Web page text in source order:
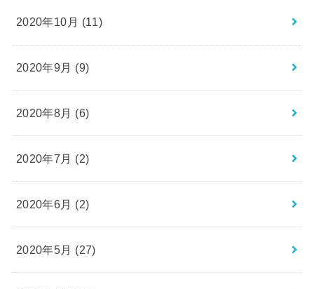
2020年10月 (11)
2020年9月 (9)
2020年8月 (6)
2020年7月 (2)
2020年6月 (2)
2020年5月 (27)